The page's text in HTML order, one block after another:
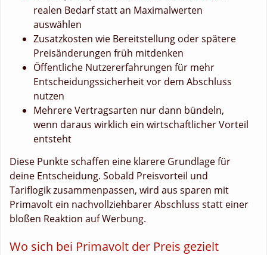
realen Bedarf statt an Maximalwerten
auswählen
Zusatzkosten wie Bereitstellung oder spätere
Preisänderungen früh mitdenken
Öffentliche Nutzererfahrungen für mehr
Entscheidungssicherheit vor dem Abschluss
nutzen
Mehrere Vertragsarten nur dann bündeln,
wenn daraus wirklich ein wirtschaftlicher Vorteil
entsteht
Diese Punkte schaffen eine klarere Grundlage für
deine Entscheidung. Sobald Preisvorteil und
Tariflogik zusammenpassen, wird aus sparen mit
Primavolt ein nachvollziehbarer Abschluss statt einer
bloßen Reaktion auf Werbung.
Wo sich bei Primavolt der Preis gezielt